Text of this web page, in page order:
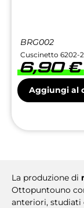
BRG002
Cuscinetto 6202-
6,90€
Aggiungi al
La produzione di
Ottopuntouno
anteriori, studiati